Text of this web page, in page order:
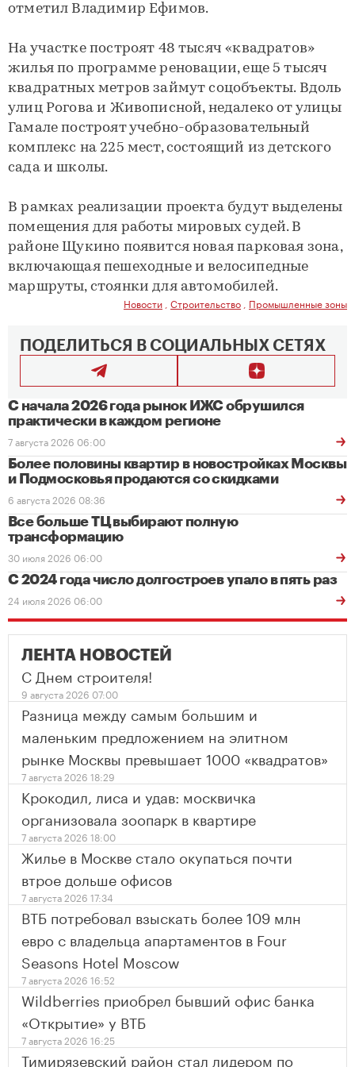
отметил Владимир Ефимов.
На участке построят 48 тысяч «квадратов»
жилья по программе реновации, еще 5 тысяч
квадратных метров займут соцобъекты. Вдоль
улиц Рогова и Живописной, недалеко от улицы
Гамале построят учебно-образовательный
комплекс на 225 мест, состоящий из детского
сада и школы.
В рамках реализации проекта будут выделены
помещения для работы мировых судей. В
районе Щукино появится новая парковая зона,
включающая пешеходные и велосипедные
маршруты, стоянки для автомобилей.
Новости Строительство Промышленные зоны
ПОДЕЛИТЬСЯ В СОЦИАЛЬНЫХ СЕТЯХ
С начала 2026 года рынок ИЖС обрушился
практически в каждом регионе
7 августа 2026 06:00
Более половины квартир в новостройках Москвы
и Подмосковья продаются со скидками
6 августа 2026 08:36
Все больше ТЦ выбирают полную
трансформацию
30 июля 2026 06:00
С 2024 года число долгостроев упало в пять раз
24 июля 2026 06:00
ЛЕНТА НОВОСТЕЙ
С Днем строителя!
9 августа 2026 07:00
Разница между самым большим и
маленьким предложением на элитном
рынке Москвы превышает 1000 «квадратов»
7 августа 2026 18:29
Крокодил, лиса и удав: москвичка
организовала зоопарк в квартире
7 августа 2026 18:00
Жилье в Москве стало окупаться почти
втрое дольше офисов
7 августа 2026 17:34
ВТБ потребовал взыскать более 109 млн
евро с владельца апартаментов в Four
Seasons Hotel Moscow
7 августа 2026 16:52
Wildberries приобрел бывший офис банка
«Открытие» у ВТБ
7 августа 2026 16:25
Тимирязевский район стал лидером по